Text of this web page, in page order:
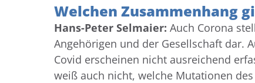
Welchen Zusammenhang
Hans-Peter Selmaier: Auch Corona
Angehörigen und der Gesellschaft dar.
Covid erscheinen nicht ausreichend
weiß auch nicht, welche Mutationen